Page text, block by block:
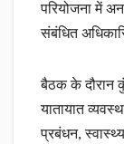
परियोजना में
संबंधित
बैठक के दौरान
यातायात
प्रबंधन,